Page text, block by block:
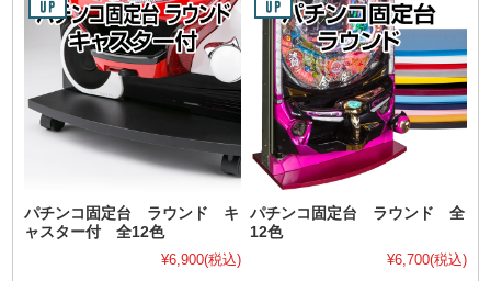
パチンコ固定台 ラウンド キ
ャスター付 全12色
¥6,900(税込)
パチンコ固定台 ラウンド 全
12色
¥6,700(税込)